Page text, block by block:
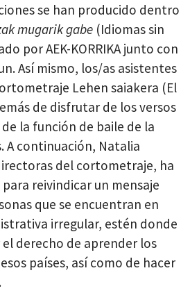
se han producido dentro
mugarik gabe (Idiomas sin
por AEK-KORRIKA junto con
Así mismo, los/as asistentes
Lehen saiakera (El
de disfrutar de los versos
la función de baile de la
A continuación, Natalia
del cortometraje, ha
reivindicar un mensaje
que se encuentran en
irregular, estén donde
derecho de aprender los
países, así como de hacer